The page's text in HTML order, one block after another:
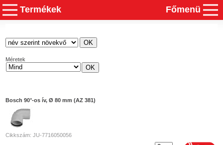
Termékek Főmenü
Méretek
Bosch 90°-os ív, Ø 80 mm (AZ 381)
Cikkszám: JU-7716050056